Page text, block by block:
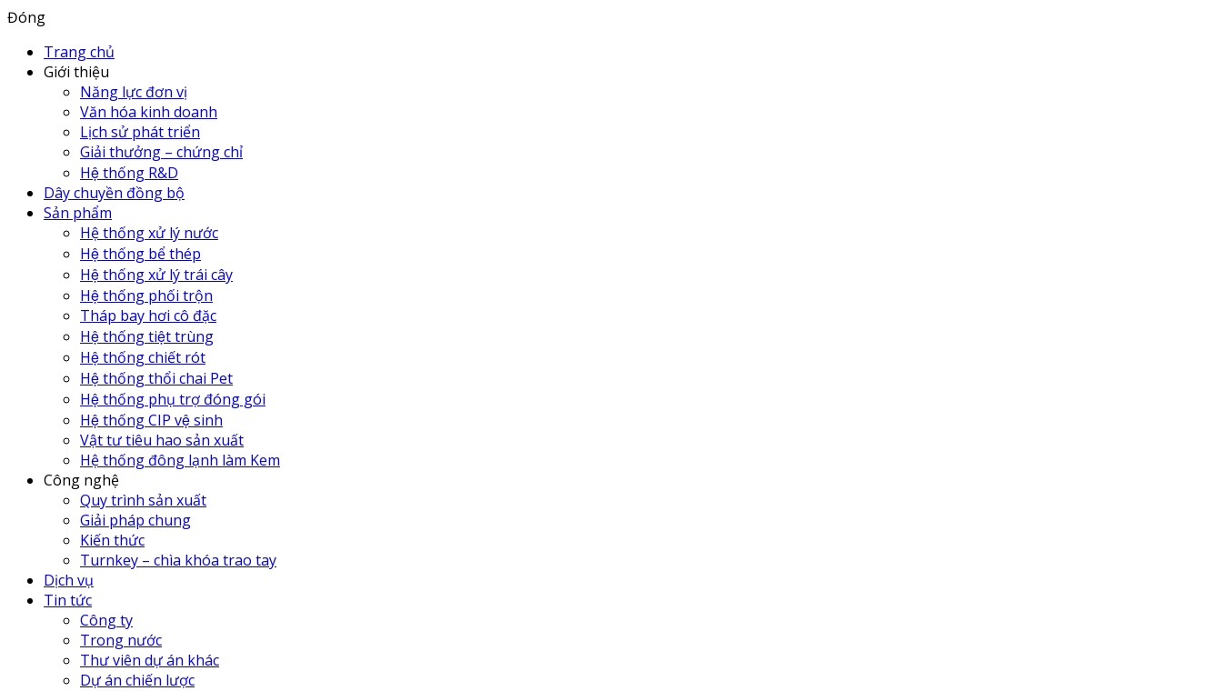
Đóng
Trang chủ
Giới thiệu
Năng lực đơn vị
Văn hóa kinh doanh
Lịch sử phát triển
Giải thưởng – chứng chỉ
Hệ thống R&D
Dây chuyền đồng bộ
Sản phẩm
Hệ thống xử lý nước
Hệ thống bể thép
Hệ thống xử lý trái cây
Hệ thống phối trộn
Tháp bay hơi cô đặc
Hệ thống tiệt trùng
Hệ thống chiết rót
Hệ thống thổi chai Pet
Hệ thống phụ trợ đóng gói
Hệ thống CIP vệ sinh
Vật tư tiêu hao sản xuất
Hệ thống đông lạnh làm Kem
Công nghệ
Quy trình sản xuất
Giải pháp chung
Kiến thức
Turnkey – chìa khóa trao tay
Dịch vụ
Tin tức
Công ty
Trong nước
Thư viên dự án khác
Dự án chiến lược